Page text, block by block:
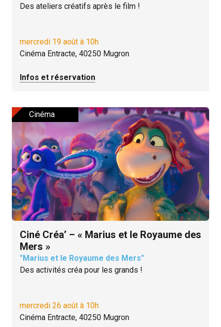
Des ateliers créatifs après le film !
mercredi 19 août à 10h
Cinéma Entracte, 40250 Mugron
Infos et réservation
Cinéma
Ciné Créa’ – « Marius et le Royaume des
Mers »
"Marius et le Royaume des Mers"
Des activités créa pour les grands !
mercredi 26 août à 10h
Cinéma Entracte, 40250 Mugron